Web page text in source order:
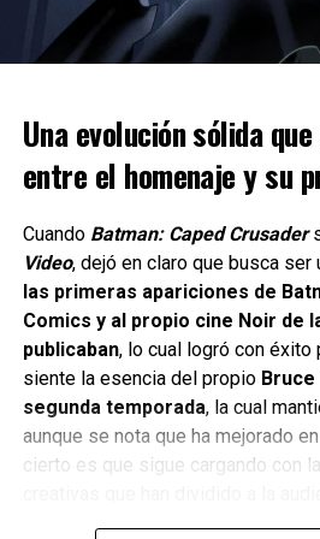
Presentado por Prime Video y A+E
the Game: Madden NFL es
Studios, SMAC Productions,
La serie es producida
Andy Berman de Misher Films;
Una evolución sólida
entre el homenaje y su
Cuando Batman: Caped Crusader
Video, dejó en claro que busca ser
las primeras apariciones de
Comics y al propio cine Noir de
publicaban, lo cual logró con éxito
siente la esencia del propio Bruce
segunda temporada, la cual
aunque se nota que ha mejorado
cierto es que sigue cargando con